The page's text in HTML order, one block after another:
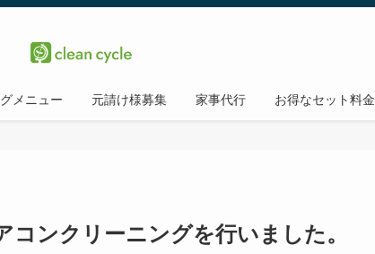
メニュー 元請け様募集 家事代行 お得なセット料金
コンクリーニングを行いました。